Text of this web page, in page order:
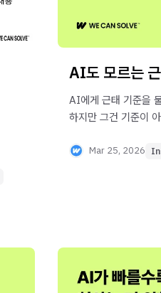
AI도 모르는
AI에게 근태 기준을
하지만 그건 기준이
구조를 만드는 방법을
Mar 25, 2026